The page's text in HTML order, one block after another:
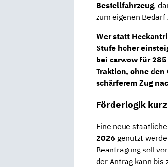
Bestellfahrzeug,
zum eigenen
Wer statt
Stufe höher
bei carwow für285
Traktion, ohne
schärferem Zug
Förderlogik
Eine neue
2026 genutzt
Beantragung soll
der Antrag kann bis